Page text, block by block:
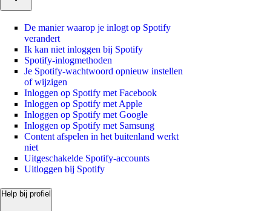
De manier waarop je inlogt op Spotify
verandert
Ik kan niet inloggen bij Spotify
Spotify-inlogmethoden
Je Spotify-wachtwoord opnieuw instellen
of wijzigen
Inloggen op Spotify met Facebook
Inloggen op Spotify met Apple
Inloggen op Spotify met Google
Inloggen op Spotify met Samsung
Content afspelen in het buitenland werkt
niet
Uitgeschakelde Spotify-accounts
Uitloggen bij Spotify
Help bij profiel